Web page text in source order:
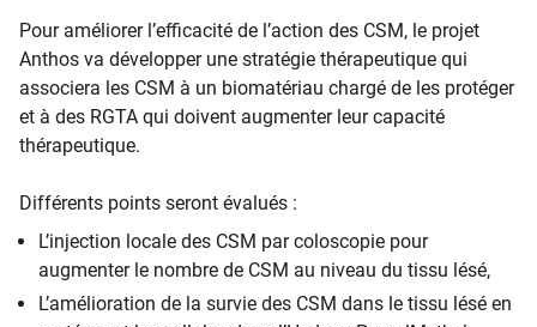
Pour améliorer l’efficacité de l’action des CSM, le projet
Anthos va développer une stratégie thérapeutique qui
associera les CSM à un biomatériau chargé de les protéger
et à des RGTA qui doivent augmenter leur capacité
thérapeutique.
Différents points seront évalués :
L’injection locale des CSM par coloscopie pour
augmenter le nombre de CSM au niveau du tissu lésé,
L’amélioration de la survie des CSM dans le tissu lésé en